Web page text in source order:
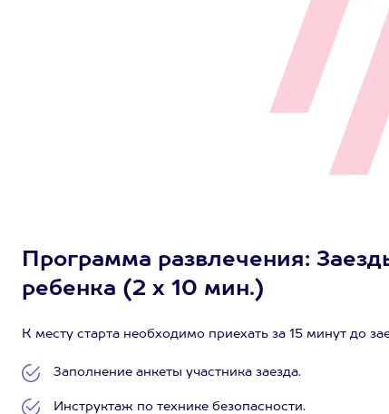
Программа развлечения:
ребенка (2 х 10 мин.)
К месту старта необходимо приехать за 15 минут до
Заполнение анкеты участника заезда.
Инструктаж по технике безопасности.